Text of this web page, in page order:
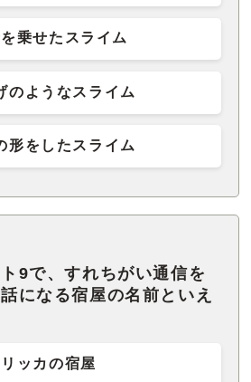
乗せたスライム
のようなスライム
形をしたスライム
9で、すれちがい通信を
になる宿屋の名前といえ
リッカの宿屋